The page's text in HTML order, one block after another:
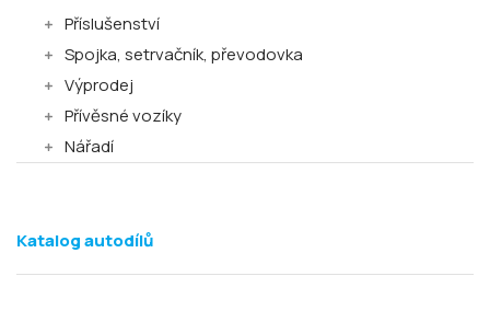
Příslušenství
Spojka, setrvačník, převodovka
Výprodej
Přívěsné vozíky
Nářadí
Katalog autodílů